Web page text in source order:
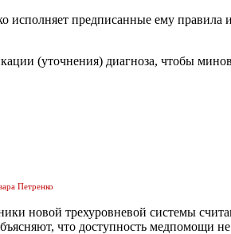
предписанные ему правила и
(уточнения) диагноза, чтобы
Петренко
новой трехуровневой системы
что доступность медпомощи